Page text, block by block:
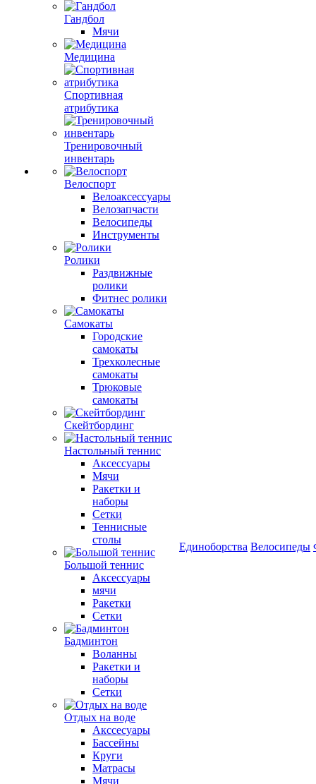
Гандбол
Мячи
Медицина
Спортивная
атрибутика
Тренировочный
инвентарь
Велоспорт
Велоаксессуары
Велозапчасти
Велосипеды
Инструменты
Ролики
Раздвижные
ролики
Фитнес ролики
Самокаты
Городские
самокаты
Трехколесные
самокаты
Трюковые
самокаты
Скейтбординг
Настольный теннис
Аксессуары
Мячи
Ракетки и
наборы
Сетки
Теннисные
столы
Большой теннис
Аксессуары
мячи
Ракетки
Сетки
Бадминтон
Воланны
Ракетки и
наборы
Сетки
Отдых на воде
Акссесуары
Бассейны
Круги
Матрасы
Мячи
Единоборства Велосипеды